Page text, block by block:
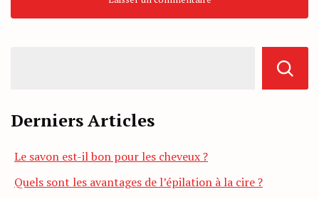
Derniers Articles
Le savon est-il bon pour les cheveux ?
Quels sont les avantages de l’épilation à la cire ?